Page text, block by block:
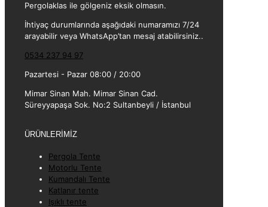
Pergolaklas ile gölgeniz eksik olmasın.
İhtiyaç durumlarında aşağıdaki numaramızı 7/24
arayabilir veya WhatsApp’tan mesaj atabilirsiniz..
0534 237 94 97
Pazartesi - Pazar 08:00 / 20:00
Mimar Sinan Mah. Mimar Sinan Cad.
Süreyyapaşa Sok. No:2 Sultanbeyli / İstanbul
ÜRÜNLERİMİZ
Pergola Tente
Motorlu Tente
Kumandalı Tente
Katlanır tente
Işıklı tente